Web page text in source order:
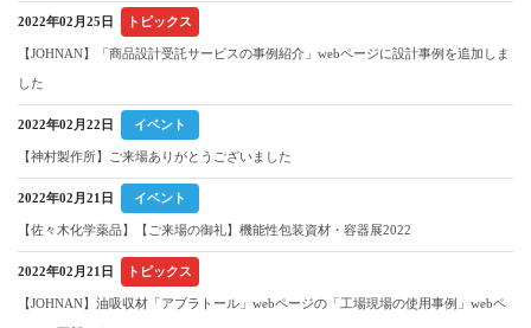
2022年02月25日 トピックス
【JOHNAN】「商品設計受託サービスの事例紹介」webページに設計事例を追加しま
した
2022年02月22日 イベント
【神村製作所】ご来場ありがとうございました
2022年02月21日 イベント
【佐々木化学薬品】【ご来場の御礼】機能性包装資材・容器展2022
2022年02月21日 トピックス
【JOHNAN】油吸収材「アブラトール」webページの「工場現場の使用事例」webペ